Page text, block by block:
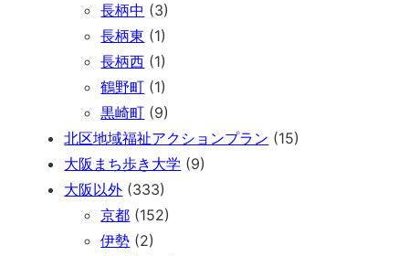
長柄中 (3)
長柄東 (1)
長柄西 (1)
鶴野町 (1)
黒崎町 (9)
北区地域福祉アクションプラン (15)
大阪まち歩き大学 (9)
大阪以外 (333)
京都 (152)
伊勢 (2)